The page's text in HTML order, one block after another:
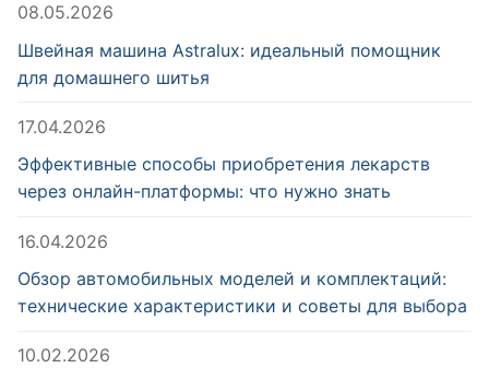
08.05.2026
Швейная машина Astralux: идеальный помощник
для домашнего шитья
17.04.2026
Эффективные способы приобретения лекарств
через онлайн-платформы: что нужно знать
16.04.2026
Обзор автомобильных моделей и комплектаций:
технические характеристики и советы для выбора
10.02.2026